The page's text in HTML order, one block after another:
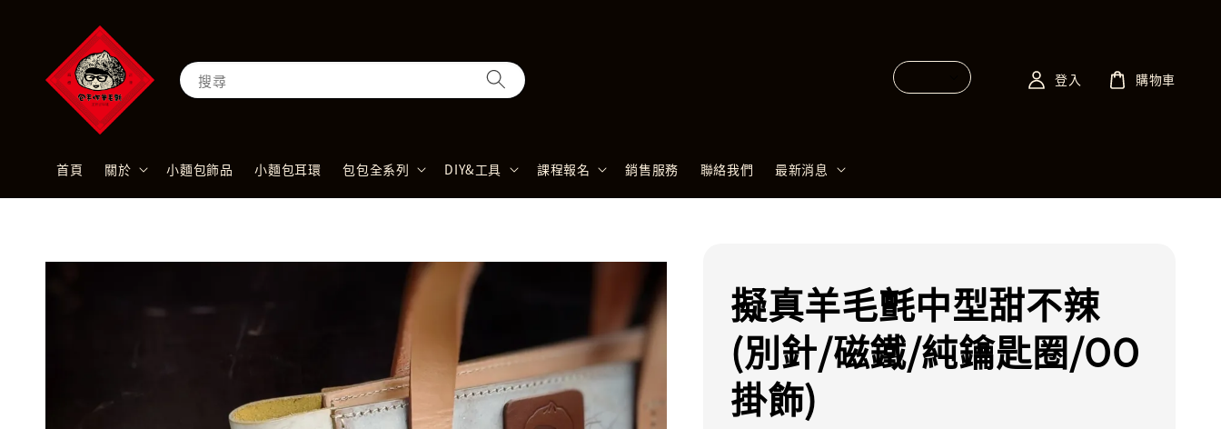
搜尋
首頁 關於 小麵包飾品 小麵包耳環 包包全系列 DIY&工具 課程報名 銷售服務 聯絡我們 最新消息
登入 購物車
擬真羊毛氈中型甜不辣
(別針/磁鐵/純鑰匙圈/OO
掛飾)